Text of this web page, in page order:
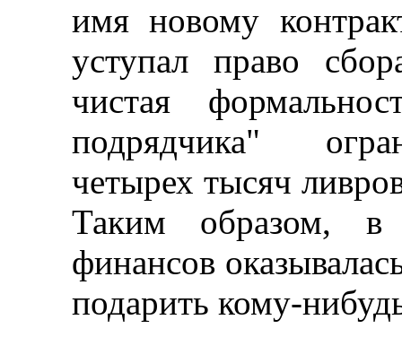
имя новому
уступал право
чистая
подрядчика"
четырех тысяч
Таким образом, в
финансов
подарить кому-